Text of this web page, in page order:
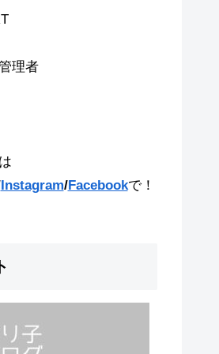
理者
Instagram/Facebookで！